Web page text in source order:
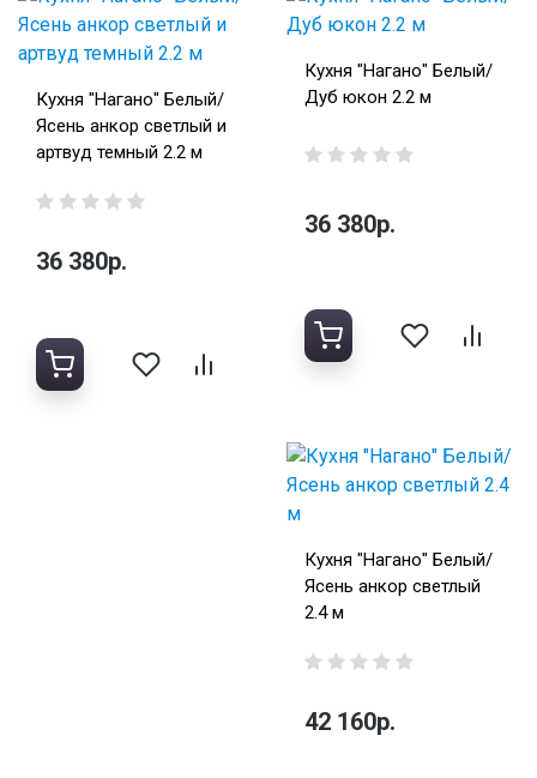
Кухня "Нагано" Белый/
Ясень анкор светлый и
артвуд темный 2.2 м
36 380р.
Кухня "Нагано" Белый/
Дуб юкон 2.2 м
36 380р.
Кухня "Нагано" Белый/
Ясень анкор светлый
2.4 м
42 160р.